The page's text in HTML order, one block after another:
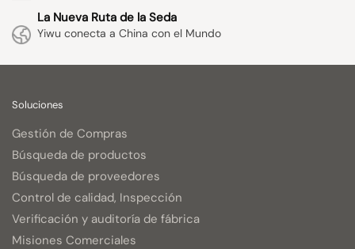
La Nueva Ruta de la Seda
Yiwu conecta a China con el Mundo
Soluciones
Gestión de Compras
Búsqueda de productos
Búsqueda de proveedores
Control de calidad, Inspección
Verificación y auditoría de fábrica
Misiones Comerciales